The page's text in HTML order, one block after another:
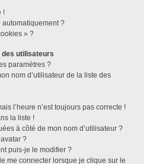
!
?
» ?
utilisateurs
paramètres ?
nom d’utilisateur de la liste des
l’heure n’est toujours pas correcte !
la liste !
à côté de mon nom d’utilisateur ?
?
puis-je le modifier ?
me connecter lorsque je clique sur le